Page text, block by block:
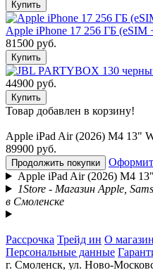
Купить
Apple iPhone 17 256 ГБ
81500 руб.
Купить
44900 руб.
Купить
Товар добавлен в корзину!
Apple iPad Air (2026) M4 13"
89900 руб.
Продолжить покупки
Apple iPad Air (2026) M4
1Store - Магазин Apple,
в Смоленске
Рассрочка Трейд ин О
Персональные данные
г. Смоленск, ул. Ново-